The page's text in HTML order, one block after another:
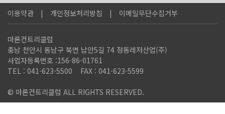
이용약관 개인정보처리방침 이메일무단수집거부
마론컨트리클럽
충남 천안시 동남구 북면 납안5길 74 정동레저산업(주)
사업자등록번호 :156-86-01761
TEL : 041-623-5500
FAX : 041-623-5599
© 마론컨트리클럽 ALL RIGHTS RESERVED.